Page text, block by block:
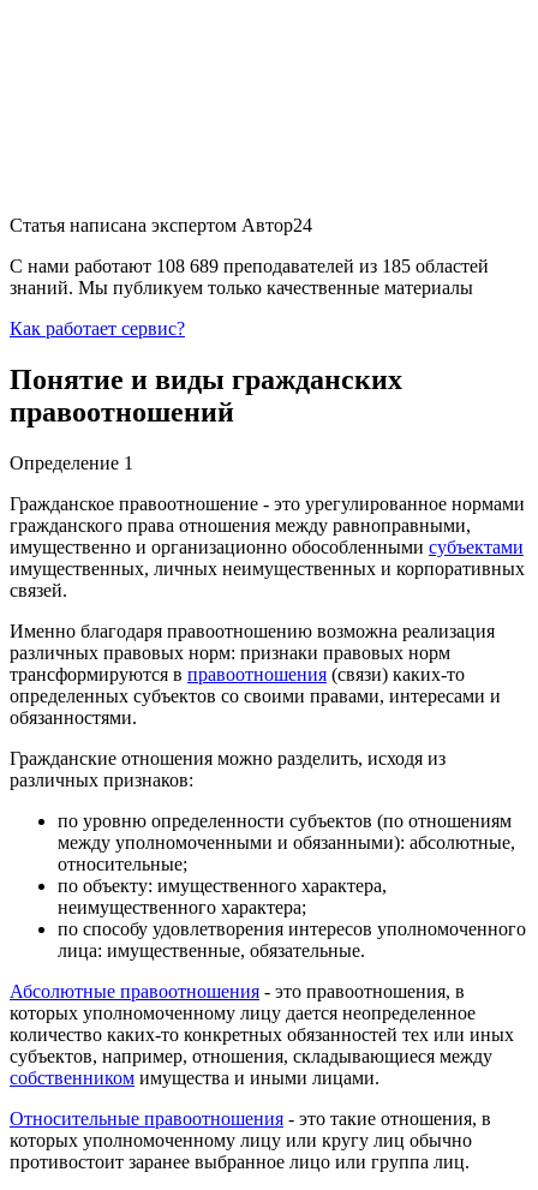
Статья написана экспертом Автор24
С нами работают 108 689 преподавателей из 185 областей
знаний. Мы публикуем только качественные материалы
Как работает сервис?
Понятие и виды гражданских
правоотношений
Определение 1
Гражданское правоотношение - это урегулированное нормами
гражданского права отношения между равноправными,
имущественно и организационно обособленными субъектами
имущественных, личных неимущественных и корпоративных
связей.
Именно благодаря правоотношению возможна реализация
различных правовых норм: признаки правовых норм
трансформируются в правоотношения (связи) каких-то
определенных субъектов со своими правами, интересами и
обязанностями.
Гражданские отношения можно разделить, исходя из
различных признаков:
по уровню определенности субъектов (по отношениям
между уполномоченными и обязанными): абсолютные,
относительные;
по объекту: имущественного характера,
неимущественного характера;
по способу удовлетворения интересов уполномоченного
лица: имущественные, обязательные.
Абсолютные правоотношения - это правоотношения, в
которых уполномоченному лицу дается неопределенное
количество каких-то конкретных обязанностей тех или иных
субъектов, например, отношения, складывающиеся между
собственником имущества и иными лицами.
Относительные правоотношения - это такие отношения, в
которых уполномоченному лицу или кругу лиц обычно
противостоит заранее выбранное лицо или группа лиц.